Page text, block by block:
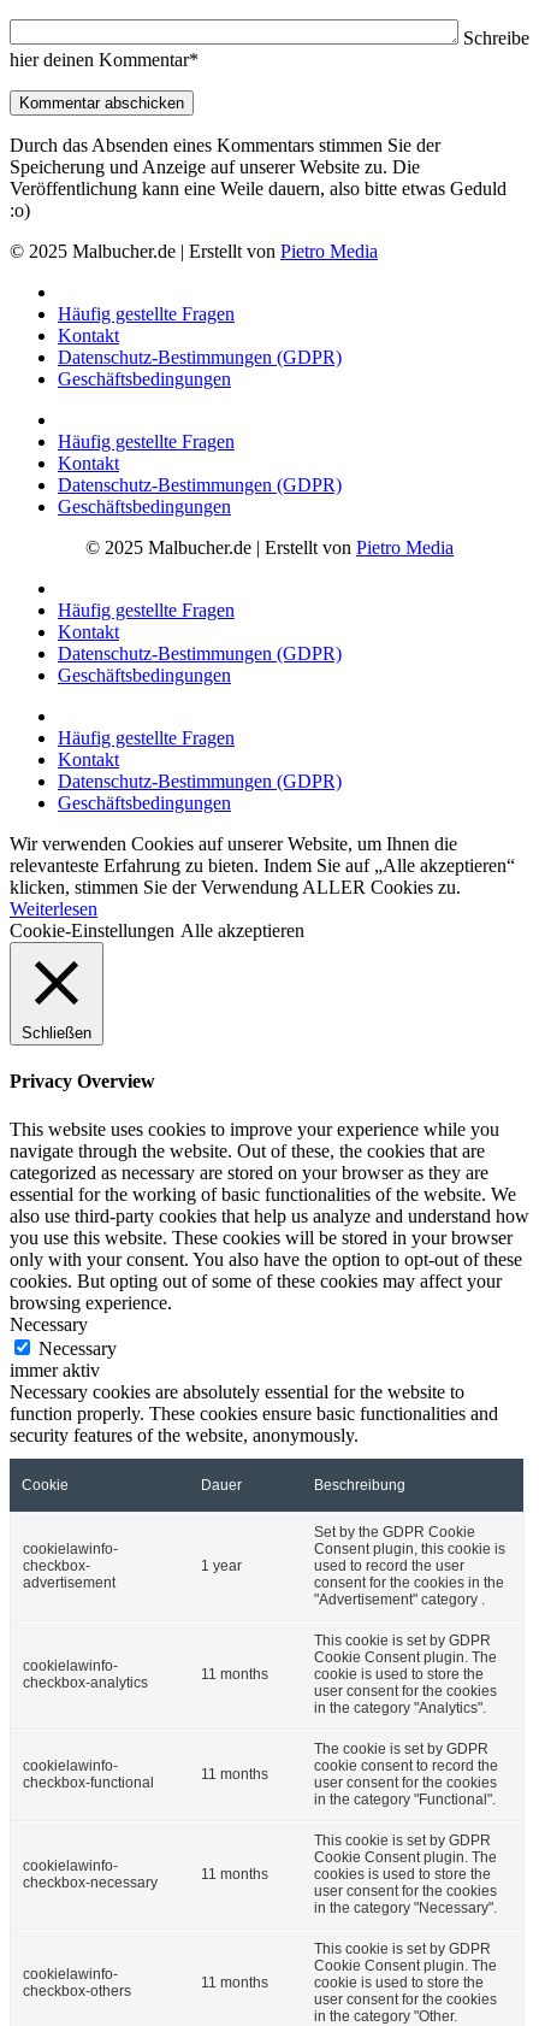
Schreibe
hier deinen Kommentar*
Durch das Absenden eines Kommentars stimmen Sie der
Speicherung und Anzeige auf unserer Website zu. Die
Veröffentlichung kann eine Weile dauern, also bitte etwas Geduld
:o)
© 2025 Malbucher.de | Erstellt von Pietro Media
Häufig gestellte Fragen
Kontakt
Datenschutz-Bestimmungen (GDPR)
Geschäftsbedingungen
Häufig gestellte Fragen
Kontakt
Datenschutz-Bestimmungen (GDPR)
Geschäftsbedingungen
© 2025 Malbucher.de | Erstellt von Pietro Media
Häufig gestellte Fragen
Kontakt
Datenschutz-Bestimmungen (GDPR)
Geschäftsbedingungen
Häufig gestellte Fragen
Kontakt
Datenschutz-Bestimmungen (GDPR)
Geschäftsbedingungen
Wir verwenden Cookies auf unserer Website, um Ihnen die
relevanteste Erfahrung zu bieten. Indem Sie auf „Alle akzeptieren“
klicken, stimmen Sie der Verwendung ALLER Cookies zu.
Weiterlesen
Cookie-Einstellungen Alle akzeptieren
Schließen
Privacy Overview
This website uses cookies to improve your experience while you
navigate through the website. Out of these, the cookies that are
categorized as necessary are stored on your browser as they are
essential for the working of basic functionalities of the website. We
also use third-party cookies that help us analyze and understand how
you use this website. These cookies will be stored in your browser
only with your consent. You also have the option to opt-out of these
cookies. But opting out of some of these cookies may affect your
browsing experience.
Necessary
Necessary
immer aktiv
Necessary cookies are absolutely essential for the website to
function properly. These cookies ensure basic functionalities and
security features of the website, anonymously.
Cookie Dauer Beschreibung
cookielawinfo-
checkbox-
advertisement
1 year
Set by the GDPR Cookie
Consent plugin, this cookie is
used to record the user
consent for the cookies in the
"Advertisement" category .
cookielawinfo-
checkbox-analytics
11 months
This cookie is set by GDPR
Cookie Consent plugin. The
cookie is used to store the
user consent for the cookies
in the category "Analytics".
cookielawinfo-
checkbox-functional
11 months
The cookie is set by GDPR
cookie consent to record the
user consent for the cookies
in the category "Functional".
cookielawinfo-
checkbox-necessary
11 months
This cookie is set by GDPR
Cookie Consent plugin. The
cookies is used to store the
user consent for the cookies
in the category "Necessary".
cookielawinfo-
checkbox-others
11 months
This cookie is set by GDPR
Cookie Consent plugin. The
cookie is used to store the
user consent for the cookies
in the category "Other.